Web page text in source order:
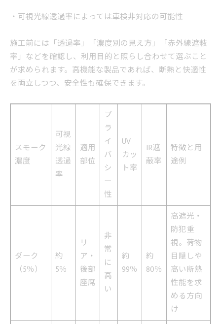
・可視光線透過率によっては車検非対応の可能性
施工前には「透過率」「濃度別の見え方」「赤外線遮蔽
率」などを確認し、利用目的と照らし合わせて選ぶこと
が求められます。高機能な製品であれば、断熱と快適性
を両立しつつ、安全性も確保できます。
スモーク
濃度
可視
光線
透過
率
適用
部位
プ
ラ
イ
バ
シ
ー
性
UV
カッ
ト率
IR遮
蔽率
特徴と用
途例
ダーク
（5％）
約
5％
リ
ア・
後部
座席
非
常
に
高
い
約
99％
約
80％
高遮光・
防犯重
視。荷物
目隠しや
高い断熱
性能を求
める方向
け